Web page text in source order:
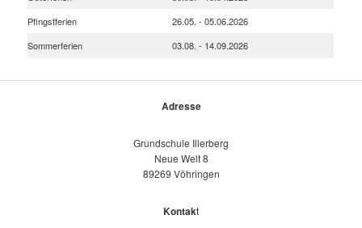
Pfingstferien
26.05. - 05.06.2026
Sommerferien
03.08. - 14.09.2026
Adresse
Grundschule Illerberg
Neue Welt 8
89269 Vöhringen
Kontakt